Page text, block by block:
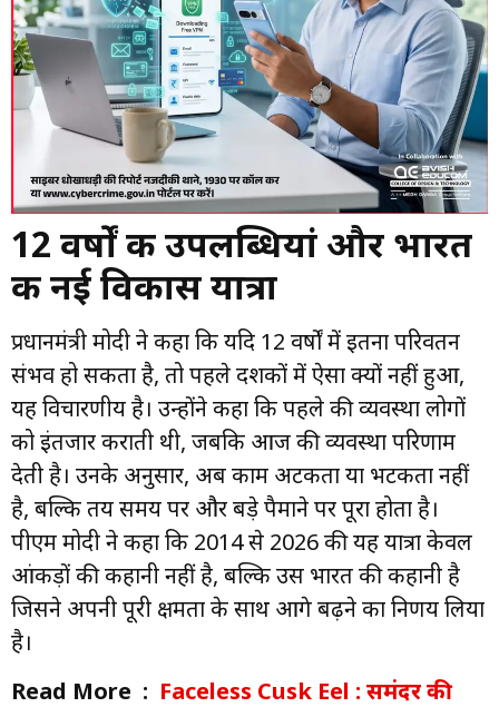
12 वर्षों की उपलब्धियां और भारत
की नई विकास यात्रा
प्रधानमंत्री मोदी ने कहा कि यदि 12 वर्षों में इतना परिवर्तन
संभव हो सकता है, तो पहले दशकों में ऐसा क्यों नहीं हुआ,
यह विचारणीय है। उन्होंने कहा कि पहले की व्यवस्था लोगों
को इंतजार कराती थी, जबकि आज की व्यवस्था परिणाम
देती है। उनके अनुसार, अब काम अटकता या भटकता नहीं
है, बल्कि तय समय पर और बड़े पैमाने पर पूरा होता है।
पीएम मोदी ने कहा कि 2014 से 2026 की यह यात्रा केवल
आंकड़ों की कहानी नहीं है, बल्कि उस भारत की कहानी है
जिसने अपनी पूरी क्षमता के साथ आगे बढ़ने का निर्णय लिया
है।
Read More : Faceless Cusk Eel : समंदर की